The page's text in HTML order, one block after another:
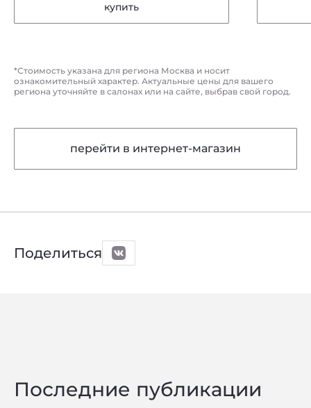
купить
*Стоимость указана для региона Москва и носит
ознакомительный характер. Актуальные цены для вашего
региона уточняйте в салонах или на сайте, выбрав свой город.
перейти в интернет-магазин
Поделиться
Последние публикации